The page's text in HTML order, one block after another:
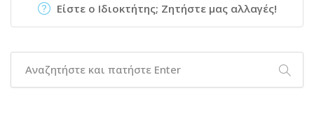
Είστε ο Ιδιοκτήτης; Ζητήστε μας αλλαγές!